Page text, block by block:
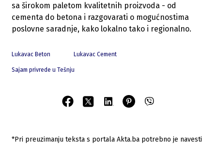
sa širokom paletom kvalitetnih proizvoda - od
cementa do betona i razgovarati o mogućnostima
poslovne saradnje, kako lokalno tako i regionalno.
Lukavac Beton Lukavac Cement
Sajam privrede u Tešnju
*Pri preuzimanju teksta s portala Akta.ba potrebno je navesti